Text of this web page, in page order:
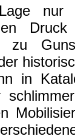
nur
zu
in